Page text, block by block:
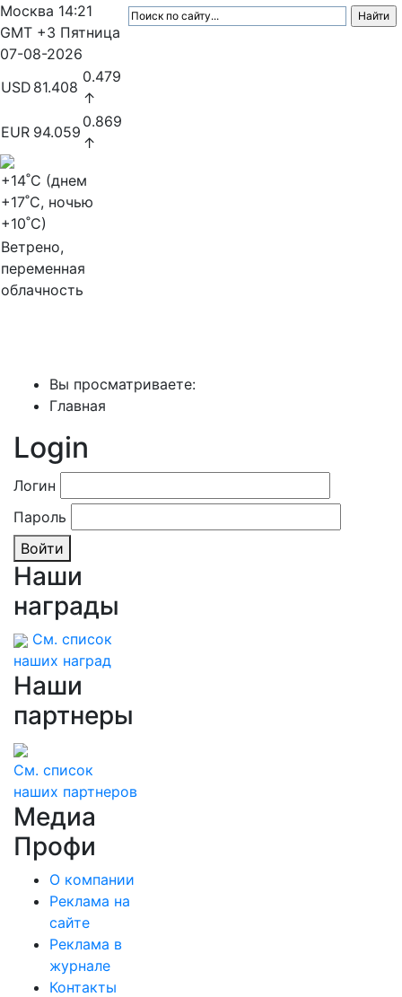
Москва 14:21
GMT +3 Пятница
07-08-2026
USD 81.408
0.479
↑
EUR 94.059
0.869
↑
+14˚C (днем
+17˚C, ночью
+10˚C)
Ветрено,
переменная
облачность
Вы просматриваете:
Главная
Login
Логин
Пароль
Войти
Наши
награды
См. список
наших наград
Наши
партнеры
См. список
наших партнеров
Медиа
Профи
О компании
Реклама на
сайте
Реклама в
журнале
Контакты